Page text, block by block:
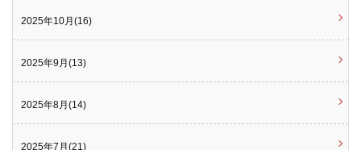
2025年10月(16)
2025年9月(13)
2025年8月(14)
2025年7月(21)